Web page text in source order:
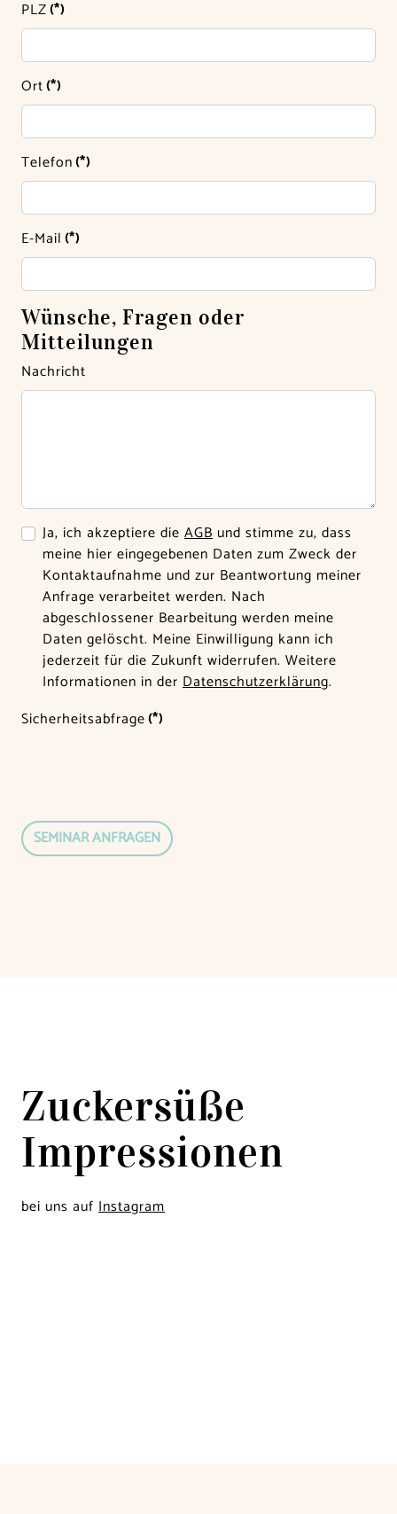
PLZ(*)
Ort(*)
Telefon(*)
E-Mail(*)
Wünsche, Fragen oder
Mitteilungen
Nachricht
Ja, ich akzeptiere die AGB und stimme zu, dass
meine hier eingegebenen Daten zum Zweck der
Kontaktaufnahme und zur Beantwortung meiner
Anfrage verarbeitet werden. Nach
abgeschlossener Bearbeitung werden meine
Daten gelöscht. Meine Einwilligung kann ich
jederzeit für die Zukunft widerrufen. Weitere
Informationen in der Datenschutzerklärung.
Sicherheitsabfrage(*)
SEMINAR ANFRAGEN
Zuckersüße
Impressionen
bei uns auf Instagram